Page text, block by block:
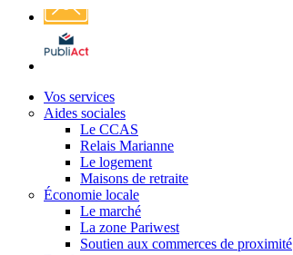
Affichage
légal
Vos services
Aides sociales
Le CCAS
Relais Marianne
Le logement
Maisons de retraite
Économie locale
Le marché
La zone Pariwest
Soutien aux commerces de proximité